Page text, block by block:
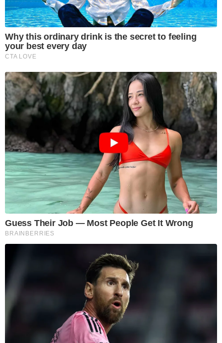
Why this ordinary drink is the secret to feeling
your best every day
CTA LOVE
Guess Their Job — Most People Get It Wrong
BRAINBERRIES